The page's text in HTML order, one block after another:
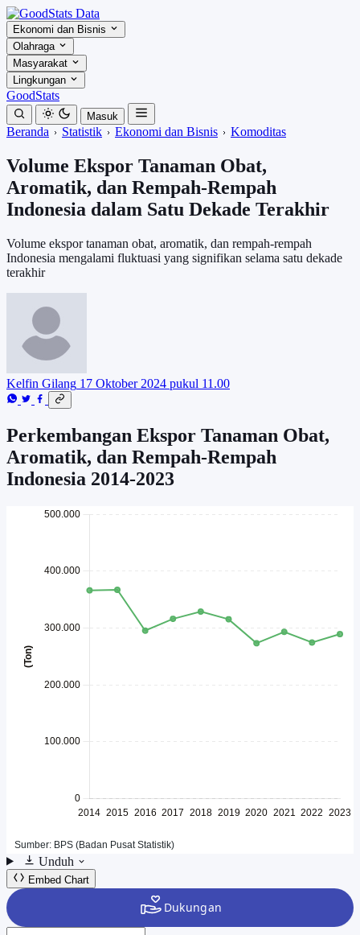
Ekonomi dan Bisnis
Olahraga
Masyarakat
Lingkungan
GoodStats
Masuk
Beranda Statistik Ekonomi dan Bisnis Komoditas
Volume Ekspor Tanaman Obat,
Aromatik, dan Rempah-Rempah
Indonesia dalam Satu Dekade Terakhir
Volume ekspor tanaman obat, aromatik, dan rempah-rempah
Indonesia mengalami fluktuasi yang signifikan selama satu dekade
terakhir
Kelfin Gilang 17 Oktober 2024 pukul 11.00
Perkembangan Ekspor Tanaman Obat,
Aromatik, dan Rempah-Rempah
Indonesia 2014-2023
Unduh
Embed Chart